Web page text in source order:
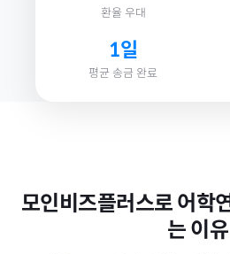
환율 우대
1일
평균 송금 완료
모인비즈플러스로 어학
는 이유